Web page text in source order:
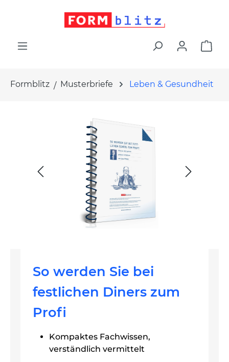
Formblitz Musterbriefe Leben & Gesundheit
So werden Sie bei
festlichen Diners zum
Profi
Kompaktes Fachwissen,
verständlich vermittelt